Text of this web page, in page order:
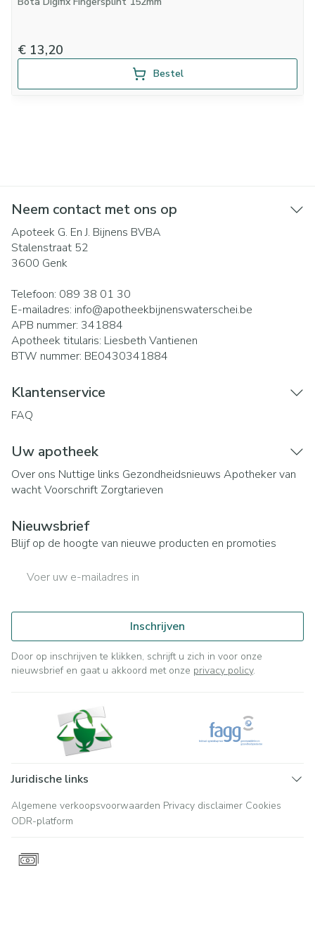
€ 13,20
Bestel
Neem contact met ons op
Apoteek G. En J. Bijnens BVBA
Stalenstraat 52
3600 Genk
Telefoon: 089 38 01 30
E-mailadres: info@apotheekbijnenswaterschei.be
APB nummer: 341884
Apotheek titularis: Liesbeth Vantienen
BTW nummer: BE0430341884
Klantenservice
FAQ
Uw apotheek
Over ons Nuttige links Gezondheidsnieuws Apotheker van
wachtVoorschrift Zorgtarieven
Nieuwsbrief
Blijf op de hoogte van nieuwe producten en promoties
Inschrijven
Door op inschrijven te klikken, schrijft u zich in voor onze
nieuwsbrief en gaat u akkoord met onze privacy policy.
Juridische links
Algemene verkoopsvoorwaarden Privacy disclaimer Cookies
ODR-platform